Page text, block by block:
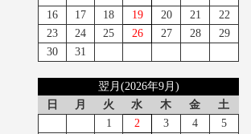
16
17 18 19 20 21
22
23
24 25 26 27 28
29
30
31
翌月(2026年9月)
日
月 火 水 木 金
土
1
2 3 4
5